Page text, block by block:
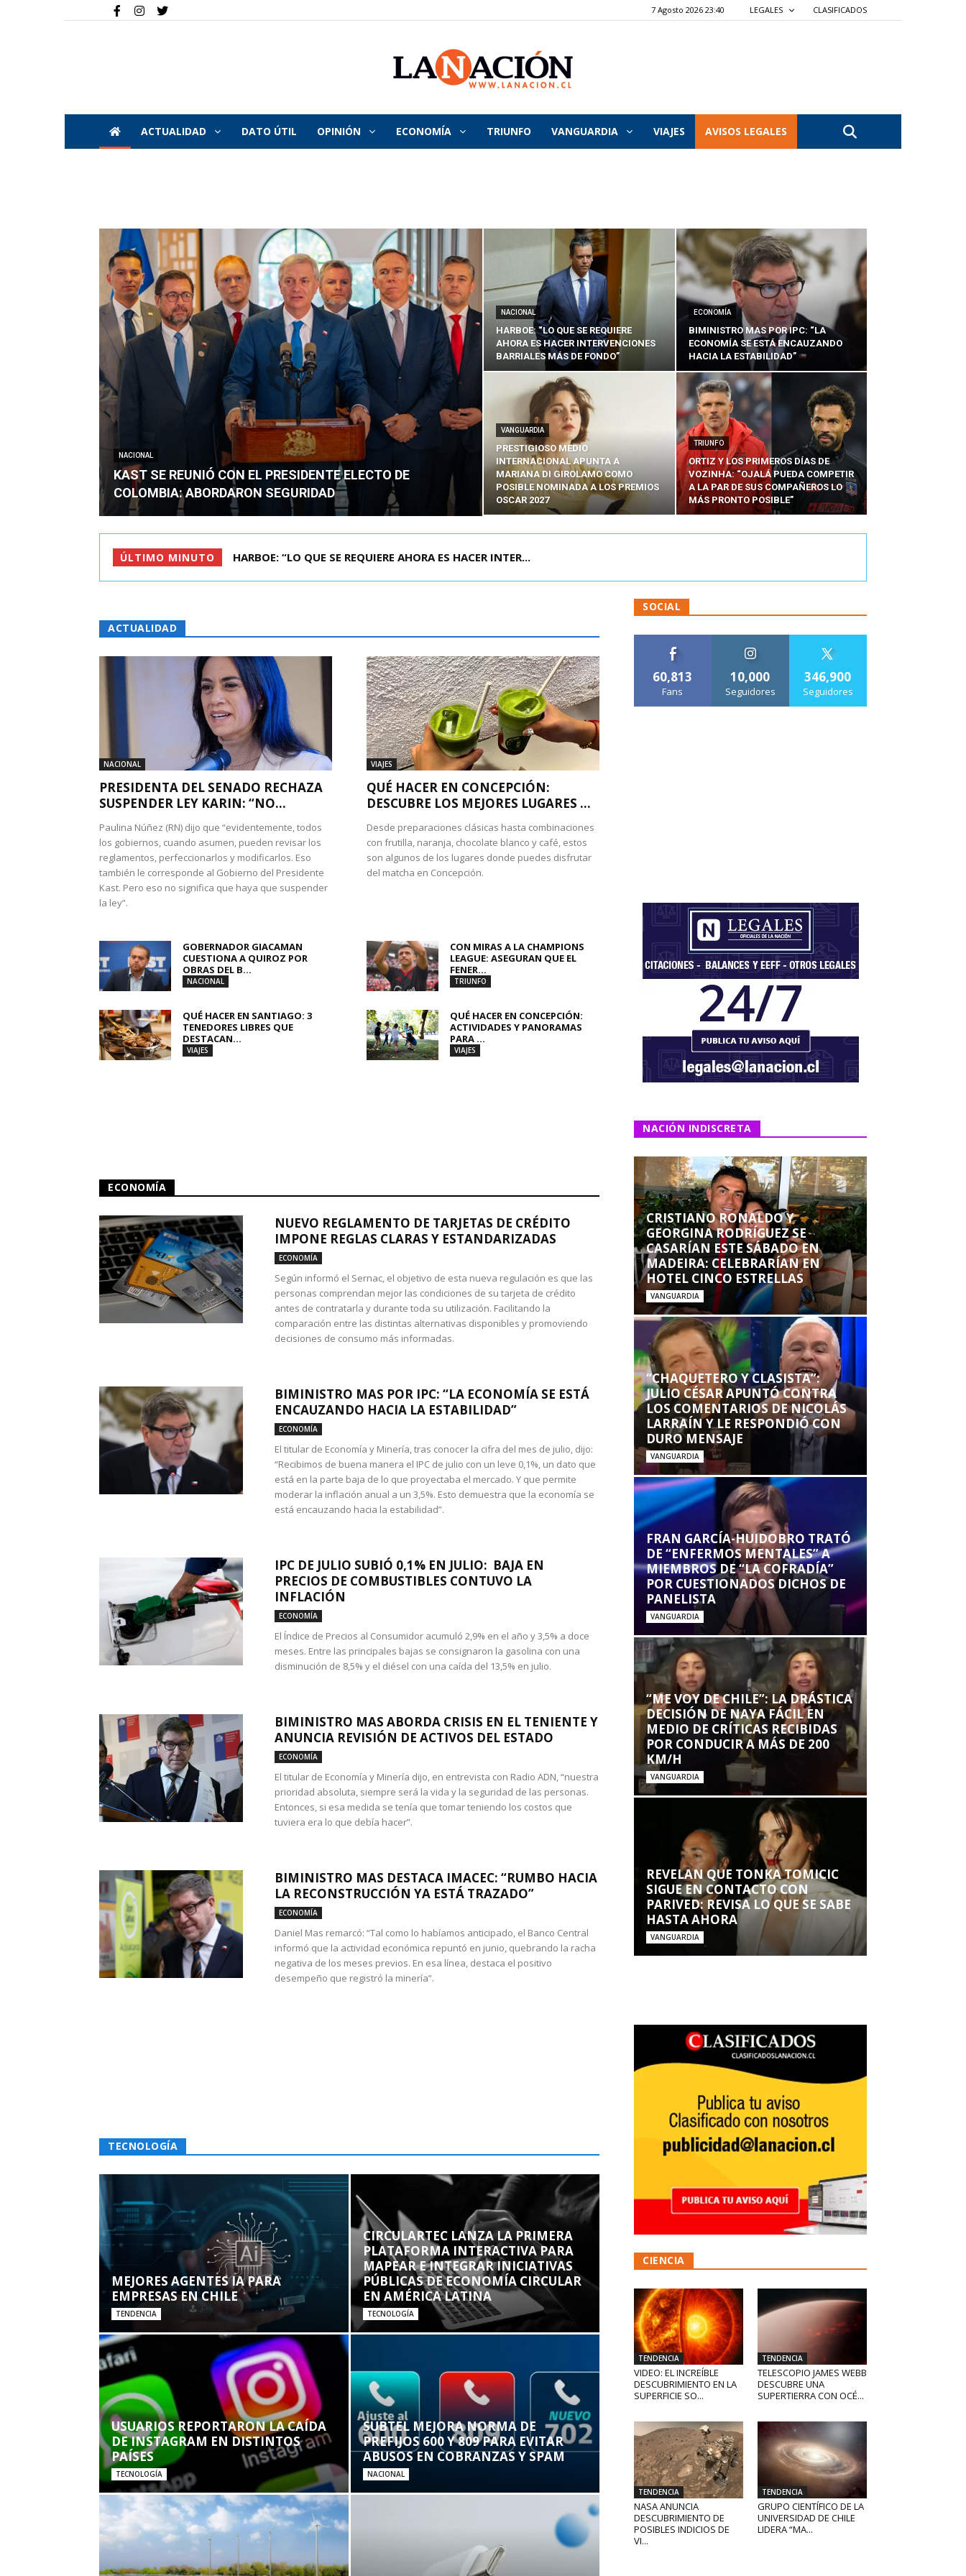
7 Agosto 2026 23:40 LEGALES CLASIFICADOS
La
Nación
ACTUALIDAD DATO ÚTIL OPINIÓN ECONOMÍA TRIUNFO VANGUARDIA VIAJES AVISOS LEGALES
NACIONAL
KAST SE REUNIÓ CON EL PRESIDENTE ELECTO DE
COLOMBIA: ABORDARON SEGURIDAD
NACIONAL
HARBOE: “LO QUE SE REQUIERE
AHORA ES HACER INTERVENCIONES
BARRIALES MÁS DE FONDO”
ECONOMÍA
BIMINISTRO MAS POR IPC: “LA
ECONOMÍA SE ESTÁ ENCAUZANDO
HACIA LA ESTABILIDAD”
VANGUARDIA
PRESTIGIOSO MEDIO
INTERNACIONAL APUNTA A
MARIANA DI GIROLAMO COMO
POSIBLE NOMINADA A LOS PREMIOS
OSCAR 2027
TRIUNFO
ORTIZ Y LOS PRIMEROS DÍAS DE
VOZINHA: “OJALÁ PUEDA COMPETIR
A LA PAR DE SUS COMPAÑEROS LO
MÁS PRONTO POSIBLE”
ÚLTIMO MINUTO BIMINISTRO MAS POR IPC: “LA ECONOMÍA SE ESTÁ ENC...
ACTUALIDAD
NACIONAL
PRESIDENTA DEL SENADO RECHAZA
SUSPENDER LEY KARIN: “NO...
Paulina Núñez (RN) dijo que “evidentemente, todos
los gobiernos, cuando asumen, pueden revisar los
reglamentos, perfeccionarlos y modificarlos. Eso
también le corresponde al Gobierno del Presidente
Kast. Pero eso no significa que haya que suspender
la ley”.
VIAJES
QUÉ HACER EN CONCEPCIÓN:
DESCUBRE LOS MEJORES LUGARES ...
Desde preparaciones clásicas hasta combinaciones
con frutilla, naranja, chocolate blanco y café, estos
son algunos de los lugares donde puedes disfrutar
del matcha en Concepción.
GOBERNADOR GIACAMAN
CUESTIONA A QUIROZ POR
OBRAS DEL B...
NACIONAL
CON MIRAS A LA CHAMPIONS
LEAGUE: ASEGURAN QUE EL
FENER...
TRIUNFO
QUÉ HACER EN SANTIAGO: 3
TENEDORES LIBRES QUE
DESTACAN...
VIAJES
QUÉ HACER EN CONCEPCIÓN:
ACTIVIDADES Y PANORAMAS
PARA ...
VIAJES
ECONOMÍA
NUEVO REGLAMENTO DE TARJETAS DE CRÉDITO
IMPONE REGLAS CLARAS Y ESTANDARIZADAS
ECONOMÍA
Según informó el Sernac, el objetivo de esta nueva regulación es que las
personas comprendan mejor las condiciones de su tarjeta de crédito
antes de contratarla y durante toda su utilización. Facilitando la
comparación entre las distintas alternativas disponibles y promoviendo
decisiones de consumo más informadas.
BIMINISTRO MAS POR IPC: “LA ECONOMÍA SE ESTÁ
ENCAUZANDO HACIA LA ESTABILIDAD”
ECONOMÍA
El titular de Economía y Minería, tras conocer la cifra del mes de julio, dijo:
“Recibimos de buena manera el IPC de julio con un leve 0,1%, un dato que
está en la parte baja de lo que proyectaba el mercado. Y que permite
moderar la inflación anual a un 3,5%. Esto demuestra que la economía se
está encauzando hacia la estabilidad”.
IPC DE JULIO SUBIÓ 0,1% EN JULIO: BAJA EN
PRECIOS DE COMBUSTIBLES CONTUVO LA
INFLACIÓN
ECONOMÍA
El Índice de Precios al Consumidor acumuló 2,9% en el año y 3,5% a doce
meses. Entre las principales bajas se consignaron la gasolina con una
disminución de 8,5% y el diésel con una caída del 13,5% en julio.
BIMINISTRO MAS ABORDA CRISIS EN EL TENIENTE Y
ANUNCIA REVISIÓN DE ACTIVOS DEL ESTADO
ECONOMÍA
El titular de Economía y Minería dijo, en entrevista con Radio ADN, “nuestra
prioridad absoluta, siempre será la vida y la seguridad de las personas.
Entonces, si esa medida se tenía que tomar teniendo los costos que
tuviera era lo que debía hacer”.
BIMINISTRO MAS DESTACA IMACEC: “RUMBO HACIA
LA RECONSTRUCCIÓN YA ESTÁ TRAZADO”
ECONOMÍA
Daniel Mas remarcó: “Tal como lo habíamos anticipado, el Banco Central
informó que la actividad económica repuntó en junio, quebrando la racha
negativa de los meses previos. En esa línea, destaca el positivo
desempeño que registró la minería”.
TECNOLOGÍA
MEJORES AGENTES IA PARA
EMPRESAS EN CHILE
TENDENCIA
CIRCULARTEC LANZA LA PRIMERA
PLATAFORMA INTERACTIVA PARA
MAPEAR E INTEGRAR INICIATIVAS
PÚBLICAS DE ECONOMÍA CIRCULAR
EN AMÉRICA LATINA
TECNOLOGÍA
USUARIOS REPORTARON LA CAÍDA
DE INSTAGRAM EN DISTINTOS
PAÍSES
TECNOLOGÍA
SUBTEL MEJORA NORMA DE
PREFIJOS 600 Y 809 PARA EVITAR
ABUSOS EN COBRANZAS Y SPAM
NACIONAL
SOCIAL
60,813
Fans
10,000
Seguidores
346,900
Seguidores
NACIÓN INDISCRETA
CRISTIANO RONALDO Y
GEORGINA RODRÍGUEZ SE
CASARÍAN ESTE SÁBADO EN
MADEIRA: CELEBRARÍAN EN
HOTEL CINCO ESTRELLAS
VANGUARDIA
“CHAQUETERO Y CLASISTA”:
JULIO CÉSAR APUNTÓ CONTRA
LOS COMENTARIOS DE NICOLÁS
LARRAÍN Y LE RESPONDIÓ CON
DURO MENSAJE
VANGUARDIA
FRAN GARCÍA-HUIDOBRO TRATÓ
DE “ENFERMOS MENTALES” A
MIEMBROS DE “LA COFRADÍA”
POR CUESTIONADOS DICHOS DE
PANELISTA
VANGUARDIA
“ME VOY DE CHILE”: LA DRÁSTICA
DECISIÓN DE NAYA FÁCIL EN
MEDIO DE CRÍTICAS RECIBIDAS
POR CONDUCIR A MÁS DE 200
KM/H
VANGUARDIA
REVELAN QUE TONKA TOMICIC
SIGUE EN CONTACTO CON
PARIVED: REVISA LO QUE SE SABE
HASTA AHORA
VANGUARDIA
CIENCIA
TENDENCIA
VIDEO: EL INCREÍBLE
DESCUBRIMIENTO EN LA
SUPERFICIE SO...
TENDENCIA
TELESCOPIO JAMES WEBB
DESCUBRE UNA
SUPERTIERRA CON OCÉ...
TENDENCIA
NASA ANUNCIA
DESCUBRIMIENTO DE
POSIBLES INDICIOS DE
VI...
TENDENCIA
GRUPO CIENTÍFICO DE LA
UNIVERSIDAD DE CHILE
LIDERA “MA...